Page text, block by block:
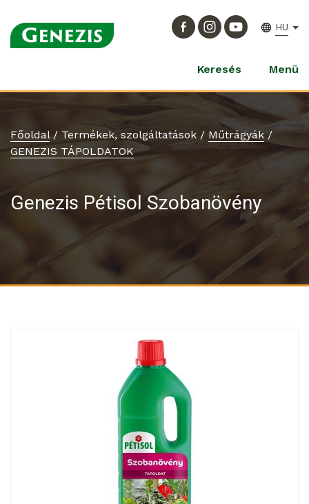
HU
Keresés Menü
Főoldal/ Termékek, szolgáltatások / Műtrágyák/
GENEZIS TÁPOLDATOK
Genezis Pétisol Szobanövény